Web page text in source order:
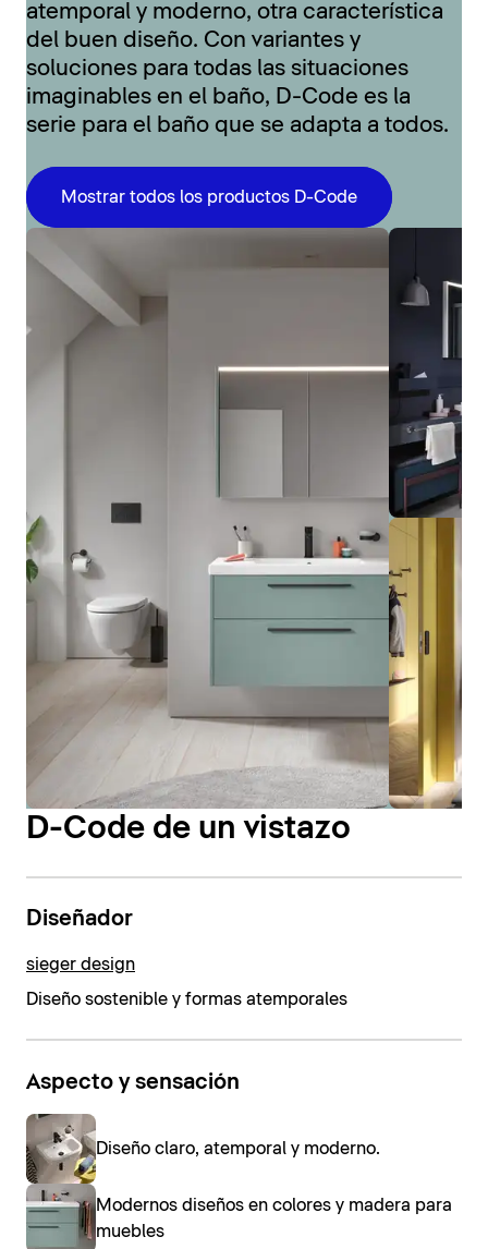
atemporal y moderno, otra característica
del buen diseño. Con variantes y
soluciones para todas las situaciones
imaginables en el baño, D-Code es la
serie para el baño que se adapta a todos.
Mostrar todos los productos D-Code
D-Code de un vistazo
Diseñador
sieger design
Diseño sostenible y formas atemporales
Aspecto y sensación
Diseño claro, atemporal y moderno.
Modernos diseños en colores y madera para
muebles